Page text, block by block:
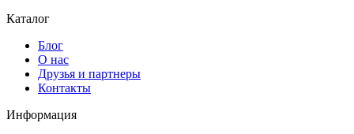
Каталог
Блог
О нас
Друзья и партнеры
Контакты
Информация